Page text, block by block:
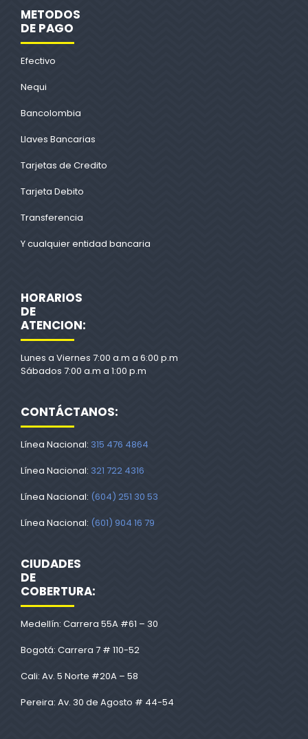
METODOS
DE PAGO
Efectivo
Nequi
Bancolombia
Llaves Bancarias
Tarjetas de Credito
Tarjeta Debito
Transferencia
Y cualquier entidad bancaria
HORARIOS
DE
ATENCION:
Lunes a Viernes 7:00 a.m a 6:00 p.m
Sábados 7:00 a.m a 1:00 p.m
CONTÁCTANOS:
Línea Nacional: 315 476 4864
Línea Nacional: 321 722 4316
Línea Nacional: (604) 251 30 53
Línea Nacional: (601) 904 16 79
CIUDADES
DE
COBERTURA:
Medellín: Carrera 55A #61 – 30
Bogotá: Carrera 7 # 110-52
Cali: Av. 5 Norte #20A – 58
Pereira: Av. 30 de Agosto # 44-54